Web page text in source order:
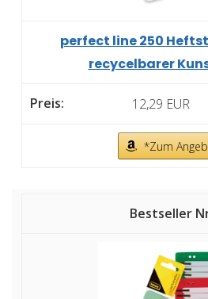
perfect line 250
recycelbarer
12,29 EUR
*Zum